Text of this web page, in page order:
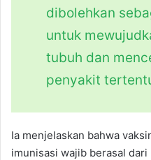
dibolehkan
untuk
tubuh dan
penyakit
Ia menjelaskan bahwa
imunisasi wajib berasal dari